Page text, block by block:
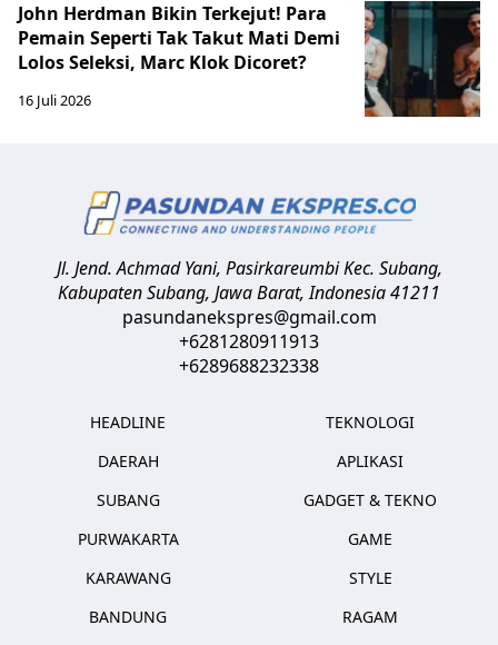
John Herdman Bikin Terkejut! Para
Pemain Seperti Tak Takut Mati Demi
Lolos Seleksi, Marc Klok Dicoret?
16 Juli 2026
Jl. Jend. Achmad Yani, Pasirkareumbi Kec. Subang,
Kabupaten Subang, Jawa Barat,Indonesia41211
pasundanekspres@gmail.com
+6281280911913
+6289688232338
HEADLINE
DAERAH
SUBANG
PURWAKARTA
KARAWANG
BANDUNG
TEKNOLOGI
APLIKASI
GADGET & TEKNO
GAME
STYLE
RAGAM